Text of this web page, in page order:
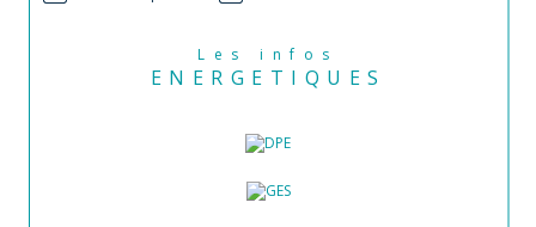
Les infos
ENERGETIQUES